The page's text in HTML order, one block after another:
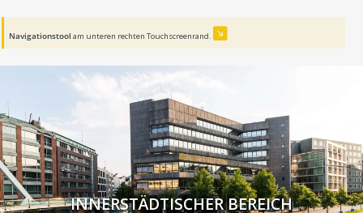
Navigationstool am unteren rechten Touchscreenrand.
INNERSTÄDTISCHER BEREICH